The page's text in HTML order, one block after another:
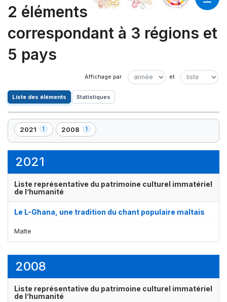
2 éléments
correspondant à 3 régions et
5 pays
Liste des éléments Statistiques
2021 1
,
1
2008 1
,
1
2021
Liste représentative du patrimoine culturel immatériel
de l’humanité
Le L-Għana, une tradition du chant populaire maltais
Malte
2008
Liste représentative du patrimoine culturel immatériel
de l’humanité